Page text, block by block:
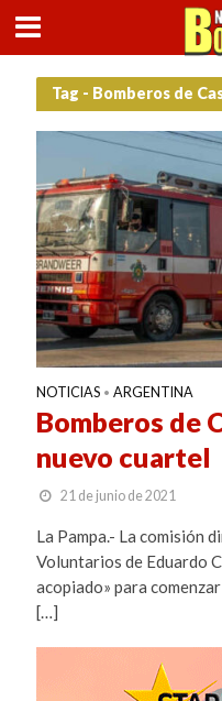
Tag - Bomberos de
NOTICIAS • ARGENTINA
Bomberos de
nuevo cuartel
21 de junio de 2021
La Pampa.- La comisión
Voluntarios de Eduardo
acopiado» para
[…]